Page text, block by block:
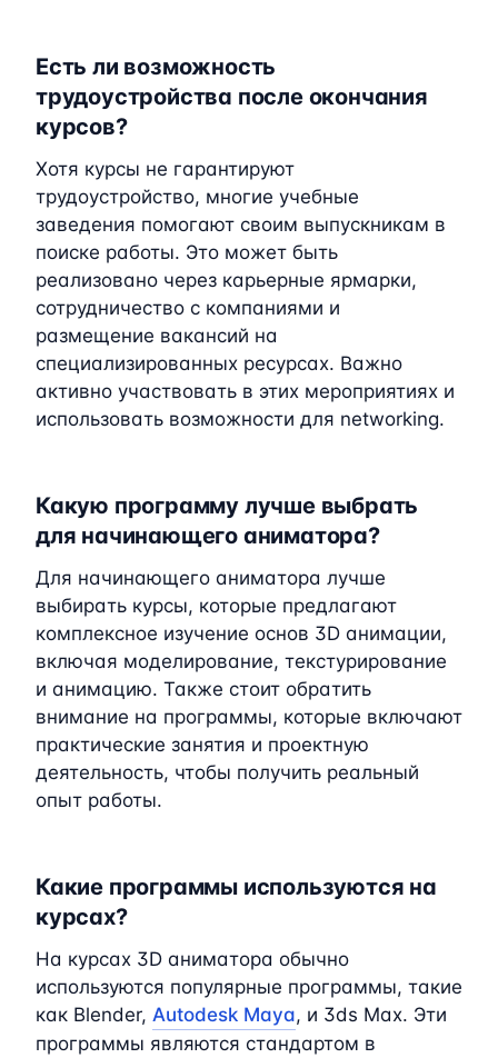
Есть ли возможность
трудоустройства после окончания
курсов?
Хотя курсы не гарантируют
трудоустройство, многие учебные
заведения помогают своим выпускникам в
поиске работы. Это может быть
реализовано через карьерные ярмарки,
сотрудничество с компаниями и
размещение вакансий на
специализированных ресурсах. Важно
активно участвовать в этих мероприятиях и
использовать возможности для networking.
Какую программу лучше выбрать
для начинающего аниматора?
Для начинающего аниматора лучше
выбирать курсы, которые предлагают
комплексное изучение основ 3D анимации,
включая моделирование, текстурирование
и анимацию. Также стоит обратить
внимание на программы, которые включают
практические занятия и проектную
деятельность, чтобы получить реальный
опыт работы.
Какие программы используются на
курсах?
На курсах 3D аниматора обычно
используются популярные программы, такие
как Blender, Autodesk Maya, и 3ds Max. Эти
программы являются стандартом в